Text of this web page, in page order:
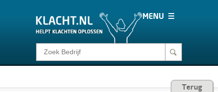
Klacht melden
Consumentenrecht Terug